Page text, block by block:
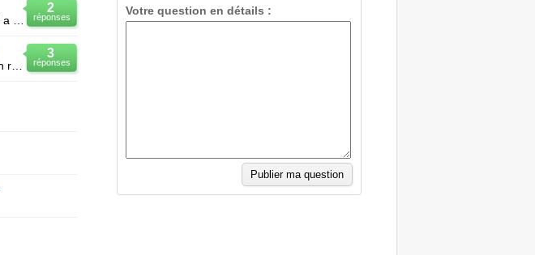
2
réponses
3
réponses
J ai repare un moteur Honda gx 160 le probleme est qu il marche a plein regime je ne peu pas le ral
Votre question en détails :